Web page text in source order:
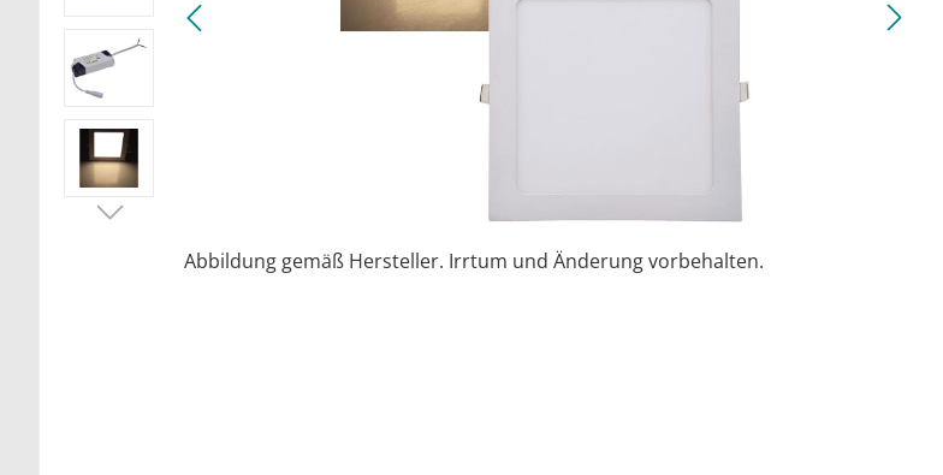
Abbildung gemäß Hersteller. Irrtum und Änderung vorbehalten.